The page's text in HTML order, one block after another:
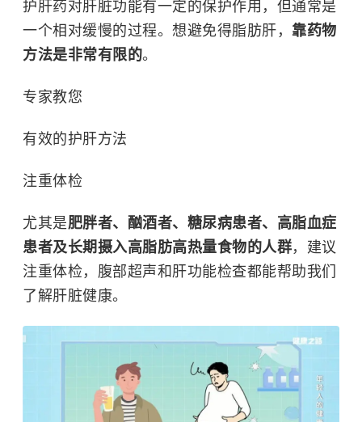
护肝药对肝脏功能有一定的保护作用，但通常是
一个相对缓慢的过程。想避免得脂肪肝， 靠药物
方法是非常有限的。
专家教您
有效的护肝方法
注重体检
尤其是肥胖者、酗酒者、糖尿病患者、高脂血症
患者及长期摄入高脂肪高热量食物的人群，建议
注重体检，腹部超声和肝功能检查都能帮助我们
了解肝脏健康。